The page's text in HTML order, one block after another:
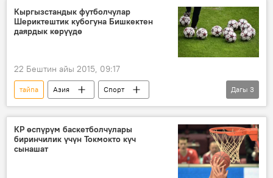
шериктештик
Кыргызстан
Кыргызстандык футболчулар
Шериктештик кубогуна Бишкектен
даярдык көрүүдө
22 Бештин айы 2015, 09:17
тайпа Азия
Спорт
Жаңылыктар
футбол
кубок
команда
Дагы 3
КР өспүрүм баскетболчулары
биринчилик үчүн Токмокто күч
сынашат